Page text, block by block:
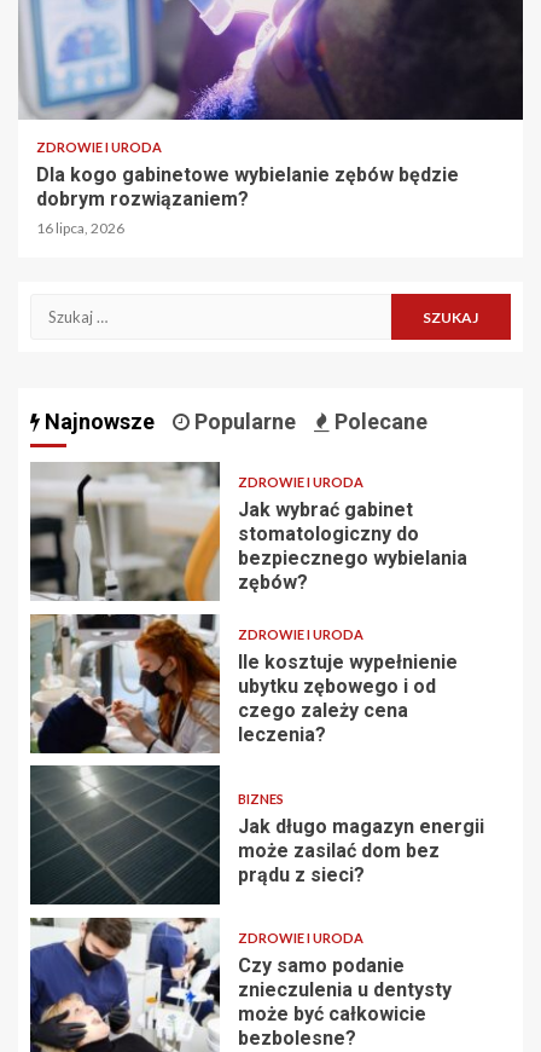
ZDROWIE I URODA
Dla kogo gabinetowe wybielanie zębów będzie
dobrym rozwiązaniem?
16 lipca, 2026
Szukaj:
Najnowsze Popularne Polecane
ZDROWIE I URODA
Jak wybrać gabinet
stomatologiczny do
bezpiecznego wybielania
zębów?
ZDROWIE I URODA
Ile kosztuje wypełnienie
ubytku zębowego i od
czego zależy cena
leczenia?
BIZNES
Jak długo magazyn energii
może zasilać dom bez
prądu z sieci?
ZDROWIE I URODA
Czy samo podanie
znieczulenia u dentysty
może być całkowicie
bezbolesne?